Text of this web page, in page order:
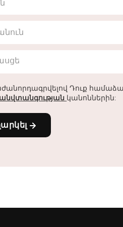
Դուք
կանոններին: